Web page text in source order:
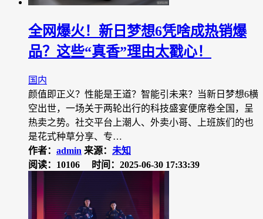
全网爆火！新日梦想6凭啥成热销爆
品？这些“真香”理由太戳心！
国内
颜值即正义？性能是王道？智能引未来？当新日梦想6横
空出世，一场关于两轮出行的科技盛宴便席卷全国，呈
热卖之势。社交平台上潮人、外卖小哥、上班族们的也
是花式种草分享、专…
作者： admin 来源： 未知
阅读：10106
时间：2025-06-30 17:33:39